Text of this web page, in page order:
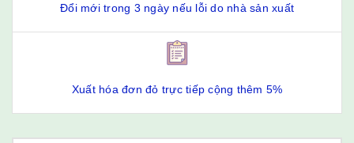
Đổi mới trong 3 ngày nếu lỗi do nhà sản xuất
Xuất hóa đơn đỏ trực tiếp cộng thêm 5%